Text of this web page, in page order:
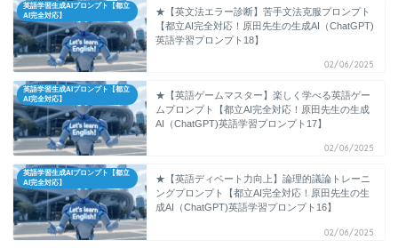
英語学習生成AIプロンプト【都立
AI完全対応】
★【英文法エラー診断】苦手文法克服プロンプト
【都立AI完全対応！原田先生の生成AI（ChatGPT)
英語学習プロンプト18】
02/06/2025
英語学習生成AIプロンプト【都立
AI完全対応】
★【英語ゲームマスター】楽しく学べる英語ゲー
ムプロンプト【都立AI完全対応！原田先生の生成
AI（ChatGPT)英語学習プロンプト17】
02/06/2025
英語学習生成AIプロンプト【都立
AI完全対応】
★【英語ディベート力向上】論理的議論トレーニ
ングプロンプト【都立AI完全対応！原田先生の生
成AI（ChatGPT)英語学習プロンプト16】
02/06/2025